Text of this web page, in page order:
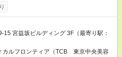
す。 ※想定年収には賞与+インセンティブ
す。 雇用形態：中途採用（契約社員）
上
15 宮益坂ビルディング 3F（最寄り駅：
カルフロンティア（TCB 東京中央美容